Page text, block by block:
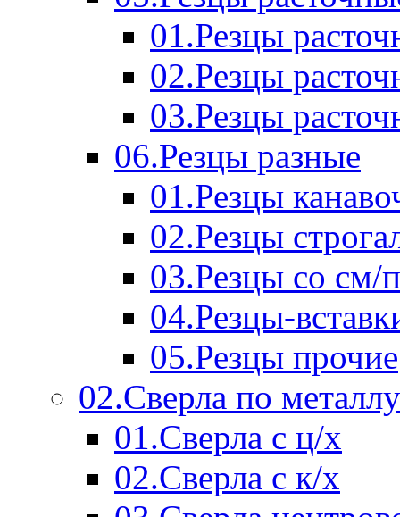
01.Резцы
02.Резцы
03.Резцы
06.Резцы разные
01.Резцы
02.Резцы
03.Резцы со см/
04.Резцы-
05.Резцы прочие
02.Сверла по металлу
01.Сверла с ц/х
02.Сверла с к/х